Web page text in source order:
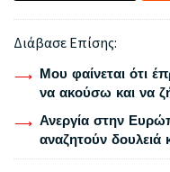
Διάβασε Επίσης:
Μου φαίνεται ότι
να ακούσω και να
Ανεργία στην
αναζητούν δουλειά